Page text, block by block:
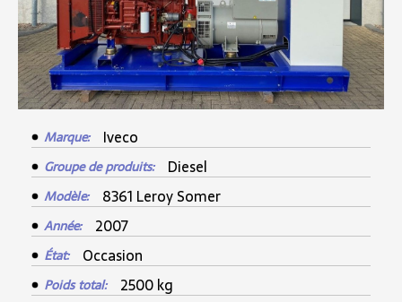
Marque: Iveco
Groupe de produits: Diesel
Modèle: 8361 Leroy Somer
Année: 2007
État: Occasion
Poids total: 2500 kg